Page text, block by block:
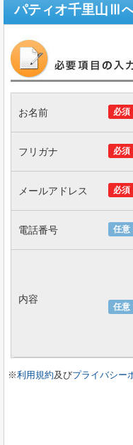
パティオ千里山Ⅲ
必須
お名前
必須
フリガナ
必須
メールアドレス
任意
電話番号
任意
内容
※利用規約及びプライバシー